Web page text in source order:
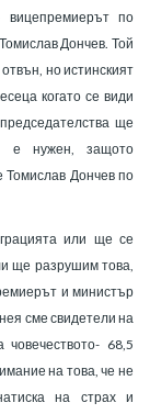
вицепремиерът по
Дончев. Той
но истинският
когато се види
ще
е нужен, защото
Дончев по
или ще се
ще разрушим това,
и министър
сме свидетели на
68,5
на това, че не
на страх и